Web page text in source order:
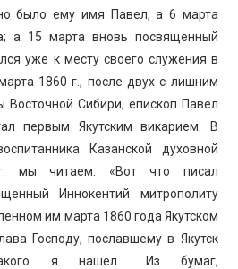
было ему имя Павел, а 6 марта
а 15 марта вновь посвященный
уже к месту своего служения в
1860 г., после двух с лишним
Восточной Сибири, епископ Павел
первым Якутским викарием. В
Казанской духовной
мы читаем: «Вот что писал
Иннокентий митрополиту
им марта 1860 года Якутском
Господу, пославшему в Якутск
я нашел… Из бумаг,